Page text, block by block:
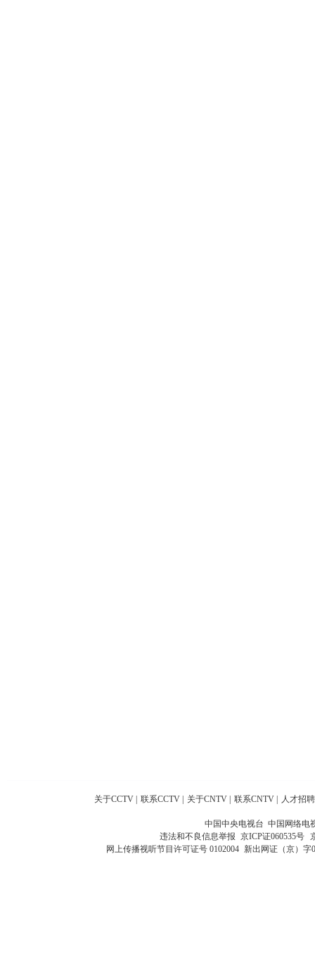
关于CCTV 联系CCTV 关于CNTV 联系CNTV 人才招聘
中国中央电视台 中国网络电
违法和不良信息举报 京ICP证060535号
网上传播视听节目许可证号 0102004 新出网证（京）